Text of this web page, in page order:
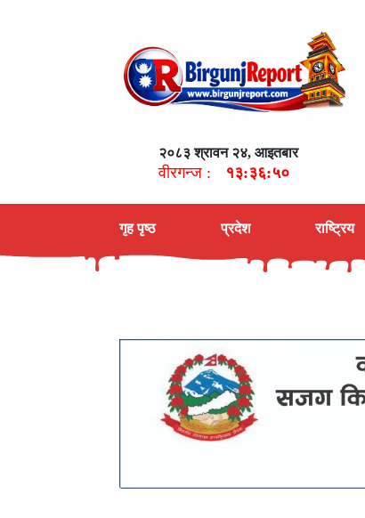
२०८३ श्रावन २४, आइतबार
वीरगन्ज : १३:३६:५१
गृह पृष्ठ प्रदेश राष्ट्रिय